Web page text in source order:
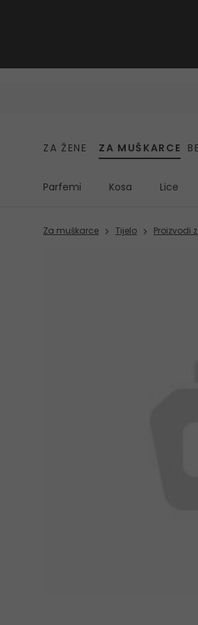
ZA ŽENE ZA MUŠKARCE
Parfemi Kosa Lice
Za muškarce Tijelo Proizvodi